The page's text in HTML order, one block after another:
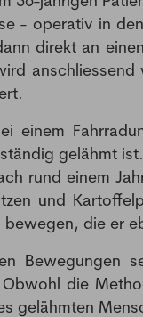
- operativ in
direkt an
einem
gelähmt
rund einem
und
die er
Bewegungen
die
gelähmten